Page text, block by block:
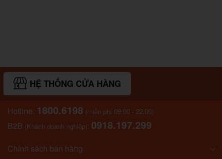
HỆ THỐNG CỬA HÀNG
Hotline: 1800.6198 (miễn phí 09:00 - 22:00)
B2B (Khách doanh nghiệp): 0918.197.299
Chính sách bán hàng